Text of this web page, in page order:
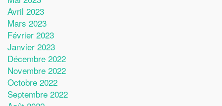
Avril 2023
Mars 2023
Février 2023
Janvier 2023
Décembre 2022
Novembre 2022
Octobre 2022
Septembre 2022